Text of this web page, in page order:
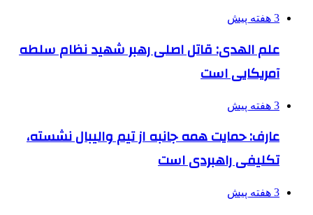
3 هفته پیش
علم الهدی: قاتل اصلی رهبر شهید نظام سلطه
آمریکایی است
3 هفته پیش
عارف: حمایت همه جانبه از تیم والیبال نشسته،
تکلیفی راهبردی است
3 هفته پیش